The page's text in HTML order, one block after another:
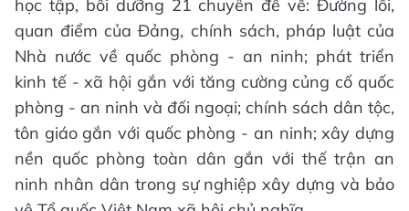
học tập, bồi dưỡng 21 chuyên đề về: Đường lối,
quan điểm của Đảng, chính sách, pháp luật của
Nhà nước về quốc phòng - an ninh; phát triển
kinh tế - xã hội gắn với tăng cường củng cố quốc
phòng - an ninh và đối ngoại; chính sách dân tộc,
tôn giáo gắn với quốc phòng - an ninh; xây dựng
nền quốc phòng toàn dân gắn với thế trận an
ninh nhân dân trong sự nghiệp xây dựng và bảo